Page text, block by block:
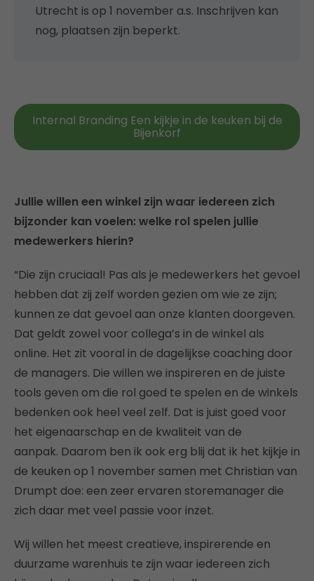
Utrecht is op 1 november a.s. Inschrijven kan
nog, plaatsen zijn beperkt.
Internal Branding Een kijkje in de keuken bij de
Bijenkorf
Jullie willen een winkel zijn waar iedereen zich
bijzonder kan voelen: welke rol spelen jullie
medewerkers hierin?
“Die zijn cruciaal! Pas als je medewerkers het gevoel
hebben dat zij zelf worden gezien om wie ze zijn;
kunnen ze dat gevoel aan onze klanten doorgeven.
Dat geldt zowel voor collega’s in de winkel als
online. Het zit vooral in de dagelijkse coaching door
de managers. Die willen we inspireren en de juiste
tools geven om die rol goed te spelen en de winkels
bedenken ook heel veel zelf. Dat is juist goed voor
het eigenaarschap en de kwaliteit van de
aanpak. Daarom ben ik ook erg blij dat ik het kijkje in
de keuken op 1 november samen met Christian van
Drumpt doe: een zeer ervaren storemanager die
zich daar met veel passie voor inzet.
Wij willen het meest creatieve, inspirerende en
duurzame warenhuis te zijn waar iedereen zich